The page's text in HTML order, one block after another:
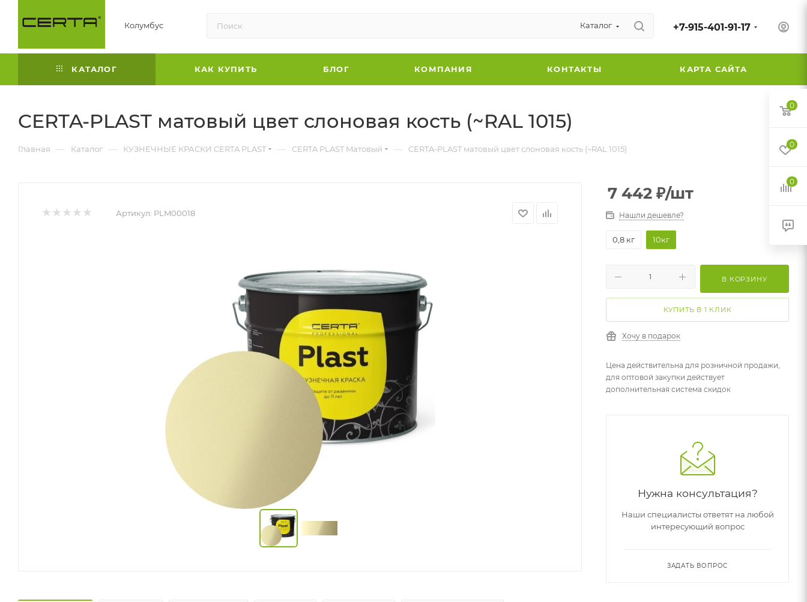
Колумбус Каталог +7-915-401-91-17
КАТАЛОГ КАК КУПИТЬ БЛОГ КОМПАНИЯ КОНТАКТЫ КАРТА САЙТА
CERTA-PLAST матовый цвет слоновая кость (~RAL 1015)
Главная — Каталог — КУЗНЕЧНЫЕ КРАСКИ CERTA PLAST — CERTA PLAST Mатовый — CERTA-PLAST матовый цвет слоновая кость (~RAL 1015)
Артикул: PLM00018
7 442 ₽/шт
Нашли дешевле?
0,8 кг 10кг
В КОРЗИНУ
КУПИТЬ В 1 КЛИК
Хочу в подарок
Цена действительна для розничной продажи,
для оптовой закупки действует
дополнительная система скидок
Нужна консультация?
Наши специалисты ответят на любой
интересующий вопрос
ЗАДАТЬ ВОПРОС
0
0
0